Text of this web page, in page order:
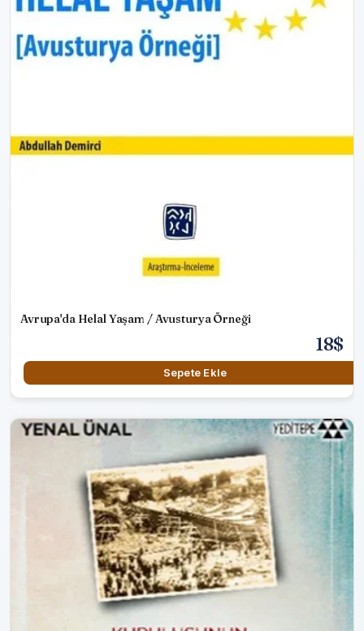
Avrupa'da Helal Yaşam / Avusturya Örneği
18$
Sepete Ekle